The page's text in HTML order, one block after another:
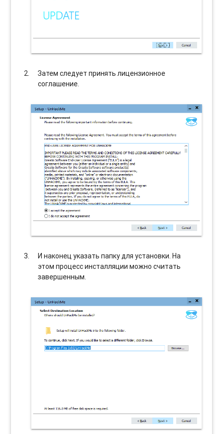
Затем следует принять лицензионное
соглашение.
И наконец указать папку для установки. На
этом процесс инсталляции можно считать
завершенным.